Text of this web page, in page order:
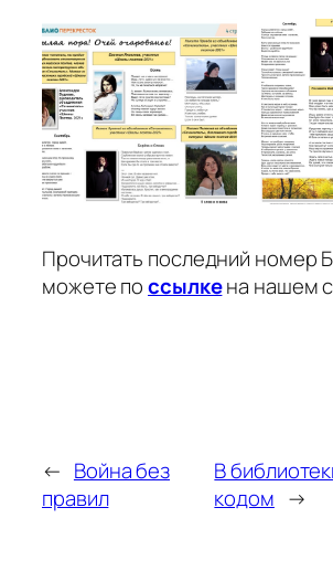
Прочитать последний номер
можете поссылкена нашем
← Война без
правил
В
кодом →